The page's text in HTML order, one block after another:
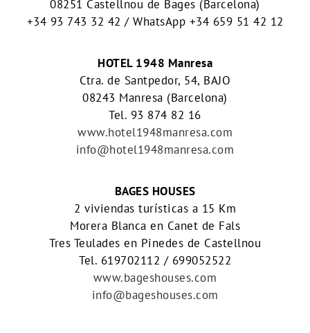
08251 Castellnou de Bages (Barcelona)
+34 93 743 32 42 / WhatsApp +34 659 51 42 12
HOTEL 1948 Manresa
Ctra. de Santpedor, 54, BAJO
08243 Manresa (Barcelona)
Tel. 93 874 82 16
www.hotel1948manresa.com
info@hotel1948manresa.com
BAGES HOUSES
2 viviendas turísticas a 15 Km
Morera Blanca en Canet de Fals
Tres Teulades en Pinedes de Castellnou
Tel. 619702112 / 699052522
www.bageshouses.com
info@bageshouses.com